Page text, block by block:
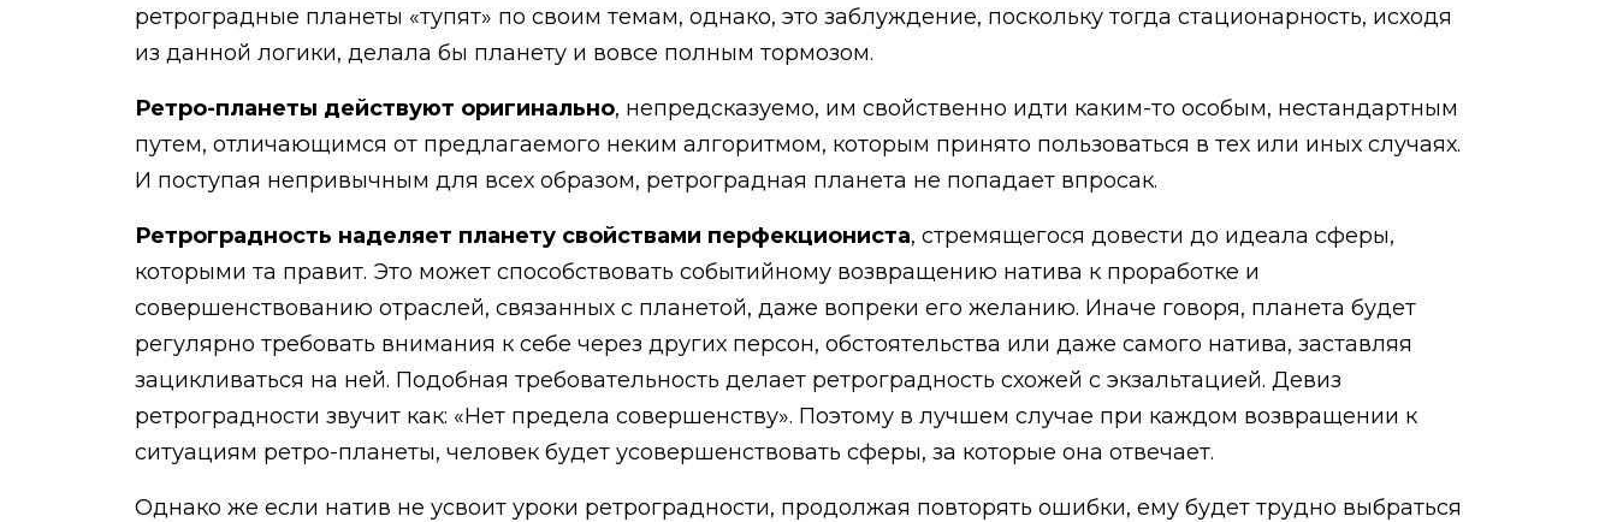
ретроградные планеты «тупят» по своим темам, однако, это заблуждение, поскольку тогда стационарность, исходя
из данной логики, делала бы планету и вовсе полным тормозом.
Ретро-планеты действуют оригинально, непредсказуемо, им свойственно идти каким-то особым, нестандартным
путем, отличающимся от предлагаемого неким алгоритмом, которым принято пользоваться в тех или иных случаях.
И поступая непривычным для всех образом, ретроградная планета не попадает впросак.
Ретроградность наделяет планету свойствами перфекциониста, стремящегося довести до идеала сферы,
которыми та правит. Это может способствовать событийному возвращению натива к проработке и
совершенствованию отраслей, связанных с планетой, даже вопреки его желанию. Иначе говоря, планета будет
регулярно требовать внимания к себе через других персон, обстоятельства или даже самого натива, заставляя
зацикливаться на ней. Подобная требовательность делает ретроградность схожей с экзальтацией. Девиз
ретроградности звучит как: «Нет предела совершенству». Поэтому в лучшем случае при каждом возвращении к
ситуациям ретро-планеты, человек будет усовершенствовать сферы, за которые она отвечает.
Однако же если натив не усвоит уроки ретроградности, продолжая повторять ошибки, ему будет трудно выбраться